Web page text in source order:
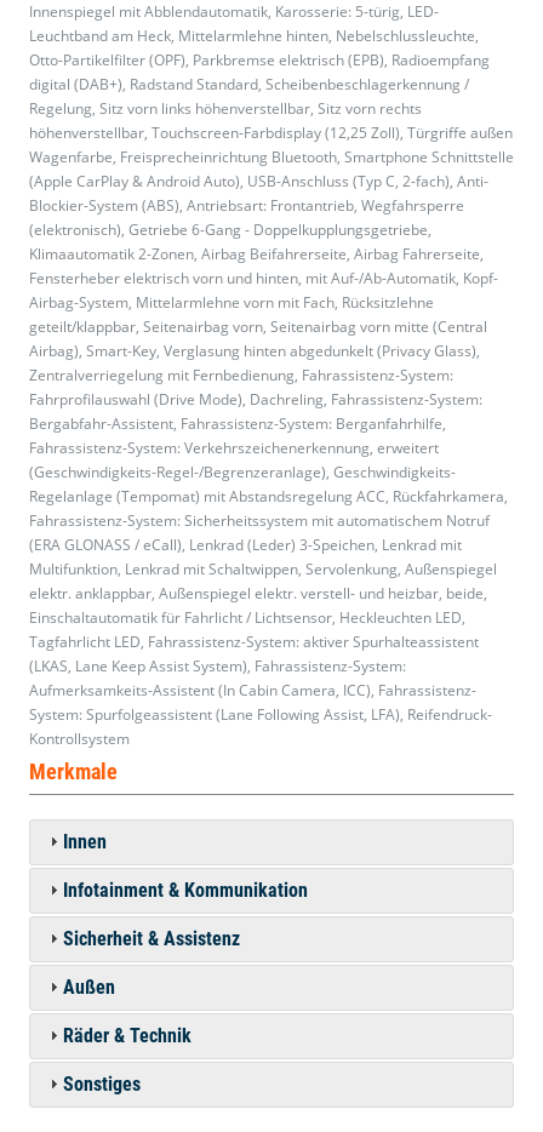
Innenspiegel mit Abblendautomatik, Karosserie: 5-türig, LED-
Leuchtband am Heck, Mittelarmlehne hinten, Nebelschlussleuchte,
Otto-Partikelfilter (OPF), Parkbremse elektrisch (EPB), Radioempfang
digital (DAB+), Radstand Standard, Scheibenbeschlagerkennung /
Regelung, Sitz vorn links höhenverstellbar, Sitz vorn rechts
höhenverstellbar, Touchscreen-Farbdisplay (12,25 Zoll), Türgriffe außen
Wagenfarbe, Freisprecheinrichtung Bluetooth, Smartphone Schnittstelle
(Apple CarPlay & Android Auto), USB-Anschluss (Typ C, 2-fach), Anti-
Blockier-System (ABS), Antriebsart: Frontantrieb, Wegfahrsperre
(elektronisch), Getriebe 6-Gang - Doppelkupplungsgetriebe,
Klimaautomatik 2-Zonen, Airbag Beifahrerseite, Airbag Fahrerseite,
Fensterheber elektrisch vorn und hinten, mit Auf-/Ab-Automatik, Kopf-
Airbag-System, Mittelarmlehne vorn mit Fach, Rücksitzlehne
geteilt/klappbar, Seitenairbag vorn, Seitenairbag vorn mitte (Central
Airbag), Smart-Key, Verglasung hinten abgedunkelt (Privacy Glass),
Zentralverriegelung mit Fernbedienung, Fahrassistenz-System:
Fahrprofilauswahl (Drive Mode), Dachreling, Fahrassistenz-System:
Bergabfahr-Assistent, Fahrassistenz-System: Berganfahrhilfe,
Fahrassistenz-System: Verkehrszeichenerkennung, erweitert
(Geschwindigkeits-Regel-/Begrenzeranlage), Geschwindigkeits-
Regelanlage (Tempomat) mit Abstandsregelung ACC, Rückfahrkamera,
Fahrassistenz-System: Sicherheitssystem mit automatischem Notruf
(ERA GLONASS / eCall), Lenkrad (Leder) 3-Speichen, Lenkrad mit
Multifunktion, Lenkrad mit Schaltwippen, Servolenkung, Außenspiegel
elektr. anklappbar, Außenspiegel elektr. verstell- und heizbar, beide,
Einschaltautomatik für Fahrlicht / Lichtsensor, Heckleuchten LED,
Tagfahrlicht LED, Fahrassistenz-System: aktiver Spurhalteassistent
(LKAS, Lane Keep Assist System), Fahrassistenz-System:
Aufmerksamkeits-Assistent (In Cabin Camera, ICC), Fahrassistenz-
System: Spurfolgeassistent (Lane Following Assist, LFA), Reifendruck-
Kontrollsystem
Merkmale
Innen
Infotainment & Kommunikation
Sicherheit & Assistenz
Außen
Räder & Technik
Sonstiges